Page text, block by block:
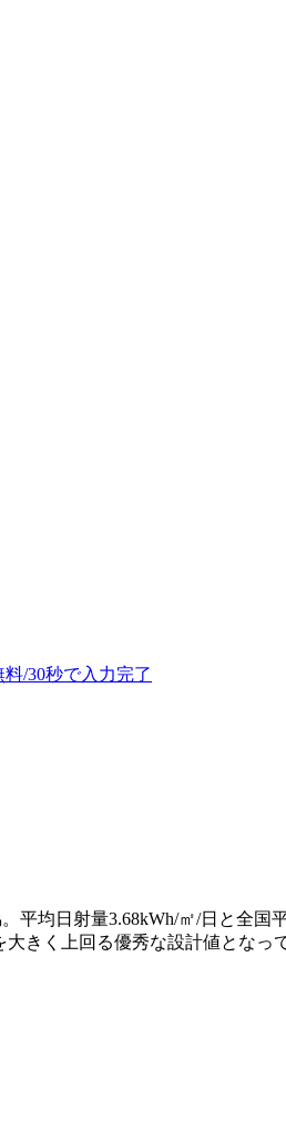
料/30秒で入力完了
均日射量3.68kWh/㎡/日と全
きく上回る優秀な設計値となっ